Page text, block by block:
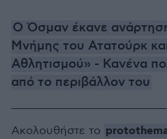
Ο Όσμαν έκανε
Μνήμης του Ατατούρκ
Αθλητισμού» - Κανένα
από το περιβάλλον του
Ακολουθήστε το